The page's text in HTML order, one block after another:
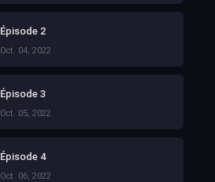
Épisode 2
Oct. 04, 2022
Épisode 3
Oct. 05, 2022
Épisode 4
Oct. 06, 2022